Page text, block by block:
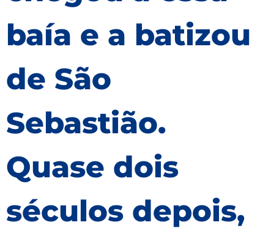
baía e a batizou
de São
Sebastião.
Quase dois
séculos depois,